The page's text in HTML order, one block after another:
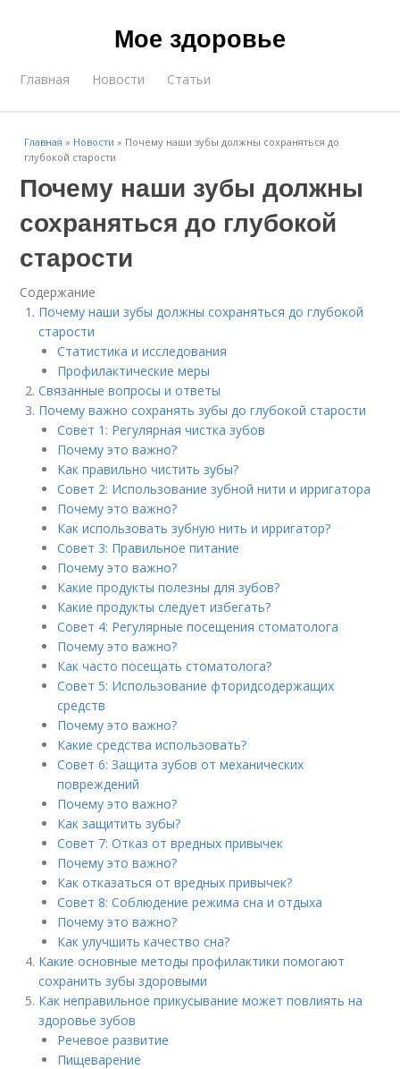
Мое здоровье
Главная Новости Статьи
Главная » Новости » Почему наши зубы должны сохраняться до
глубокой старости
Почему наши зубы должны
сохраняться до глубокой
старости
Содержание
Почему наши зубы должны сохраняться до глубокой
старости
Статистика и исследования
Профилактические меры
Связанные вопросы и ответы
Почему важно сохранять зубы до глубокой старости
Совет 1: Регулярная чистка зубов
Почему это важно?
Как правильно чистить зубы?
Совет 2: Использование зубной нити и ирригатора
Почему это важно?
Как использовать зубную нить и ирригатор?
Совет 3: Правильное питание
Почему это важно?
Какие продукты полезны для зубов?
Какие продукты следует избегать?
Совет 4: Регулярные посещения стоматолога
Почему это важно?
Как часто посещать стоматолога?
Совет 5: Использование фторидсодержащих
средств
Почему это важно?
Какие средства использовать?
Совет 6: Защита зубов от механических
повреждений
Почему это важно?
Как защитить зубы?
Совет 7: Отказ от вредных привычек
Почему это важно?
Как отказаться от вредных привычек?
Совет 8: Соблюдение режима сна и отдыха
Почему это важно?
Как улучшить качество сна?
Какие основные методы профилактики помогают
сохранить зубы здоровыми
Как неправильное прикусывание может повлиять на
здоровье зубов
Речевое развитие
Пищеварение